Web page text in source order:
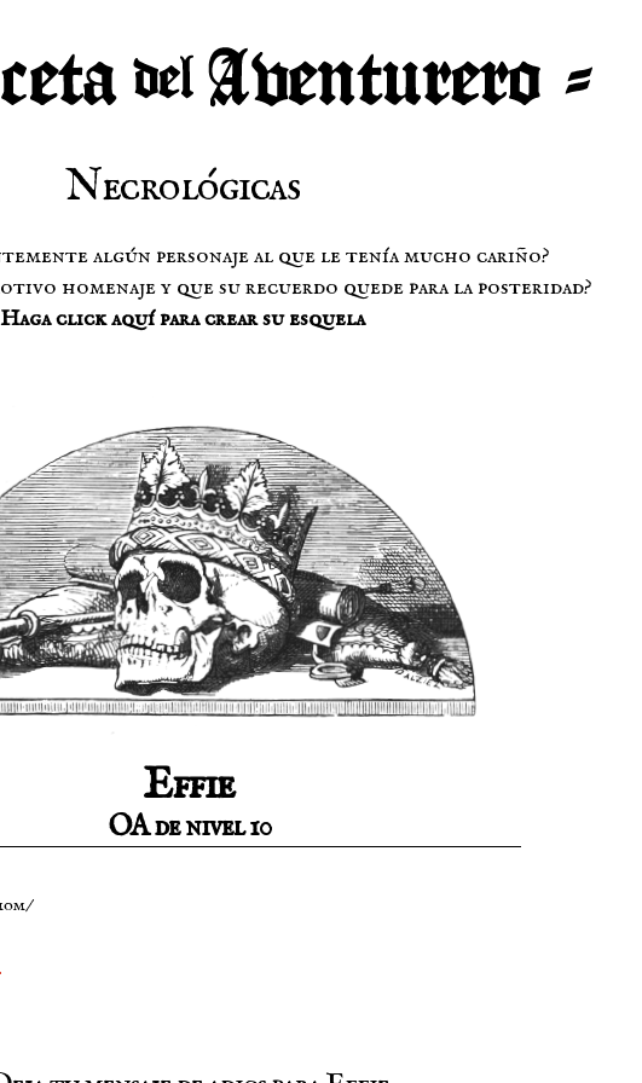
Necrológicas
algún personaje al que le tenía mucho cariño?
homenaje y que su recuerdo quede para la posteridad?
Haga click aquí para crear su esquela
Effie
OA de nivel 10